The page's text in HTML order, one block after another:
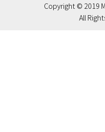
Copyright © 2019
All